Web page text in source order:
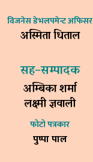
विजनेस डेभलपमेन्ट अफिसर
अस्मिता धिताल
सह–सम्पादक
अम्बिका शर्मा
लक्ष्मी ज्ञवाली
फोटो पत्रकार
पुष्पा पाल